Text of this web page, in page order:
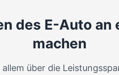
des E-Auto
machen
über die